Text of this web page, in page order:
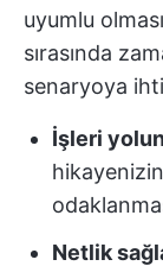
uyumlu
sırasında
senaryoya
İşleri
Netlik